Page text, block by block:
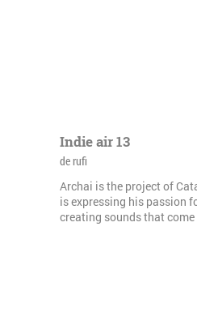
Indie air 13
de rufi
Archai is the project of
is expressing his passion
creating sounds that come